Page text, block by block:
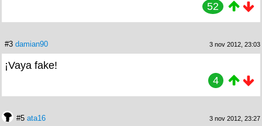
52
#3 damian90 3 nov 2012, 23:03
¡Vaya fake!
4
#5 ata16 3 nov 2012, 23:27